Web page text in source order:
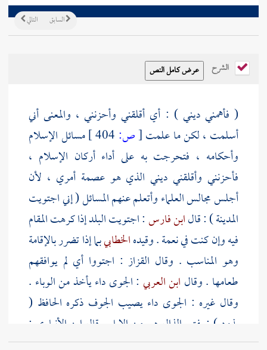
التالي السابق
الشرح
( فأهمني ديني ) : أي أقلقني وأحزنني ، والمعنى أني
أسلمت ، لكن ما علمت[ص:
مسائل الإسلام
وأحكامه ، فتحرجت به على أداء أركان الإسلام ،
فأحزنني وأقلقني ديني الذي هو عصمة أمري ، لأن
أجلس مجالس العلماء وأتعلم عنهم المسائل ( إني اجتويت
المدينة) : قالابن فارس: اجتويت البلد إذا كرهت المقام
فيه وإن كنت في نعمة . وقيدهالخطابيبما إذا تضرر بالإقامة
وهو المناسب . وقال القزاز : اجتووا أي لم يوافقهم
طعامها . وقال ابن العربي : الجوى داء يأخذ من الوباء .
وقال غيره : الجوى داء يصيب الجوف ذكره الحافظ (
بذود ) : بفتح الذال هي من الإبل . قال ابن الأنباري :
سمعتأبا العباسيقول : ما بين الثلاث إلى العشر ذود ،